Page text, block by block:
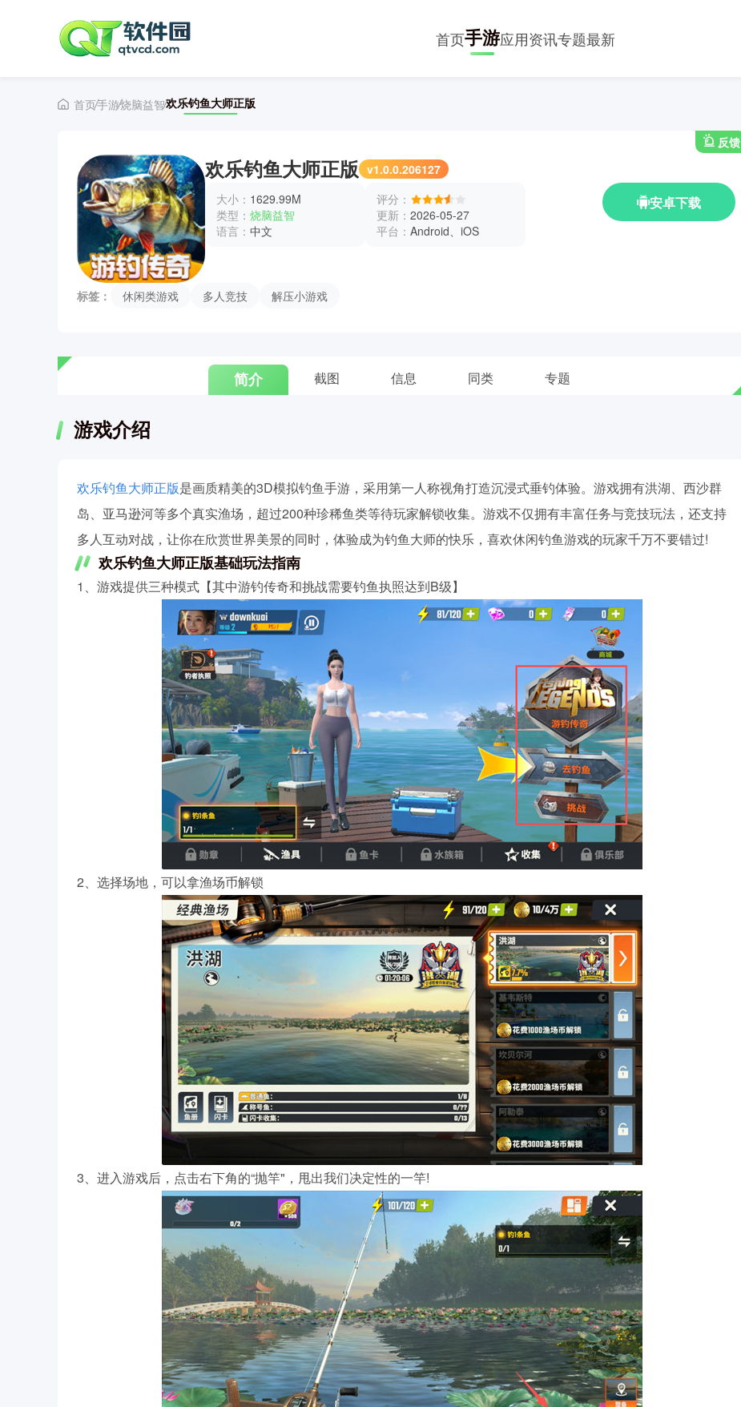
首页手游应用资讯专题最新
首页手游烧脑益智欢乐钓鱼大师正版
反馈
欢乐钓鱼大师正版 v1.0.0.206127
大小： 1629.99M
类型： 烧脑益智
语言： 中文
评分：
更新： 2026-05-27
平台： Android、iOS
安卓下载
标签： 休闲类游戏 多人竞技 解压小游戏
简介 截图 信息 同类 专题
游戏介绍
欢乐钓鱼大师正版是画质精美的3D模拟钓鱼手游，采用第一人称视角打造沉浸式垂钓体验。游戏拥有洪湖、西沙群
岛、亚马逊河等多个真实渔场，超过200种珍稀鱼类等待玩家解锁收集。游戏不仅拥有丰富任务与竞技玩法，还支持
多人互动对战，让你在欣赏世界美景的同时，体验成为钓鱼大师的快乐，喜欢休闲钓鱼游戏的玩家千万不要错过!
欢乐钓鱼大师正版基础玩法指南
1、游戏提供三种模式【其中游钓传奇和挑战需要钓鱼执照达到B级】
2、选择场地，可以拿渔场币解锁
3、进入游戏后，点击右下角的“抛竿"，甩出我们决定性的一竿!